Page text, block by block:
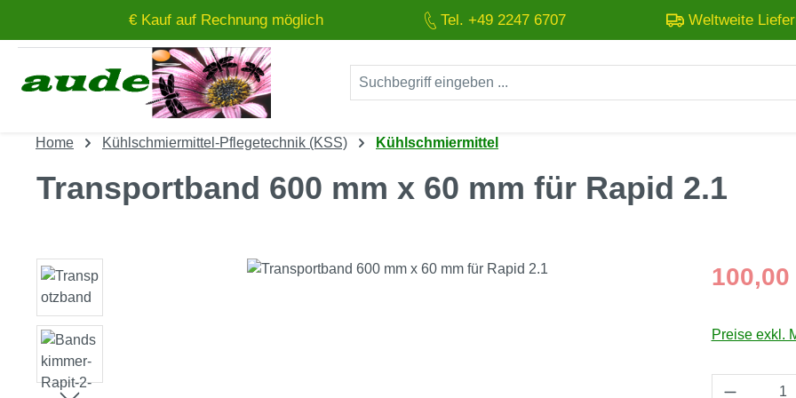
Hauptinhalt springen
Zur Suche springen€ Kauf auf Rechnung möglich Tel. +49 2247 6707 Weltweite
Home Kühlschmiermittel-Pflegetechnik (KSS) Kühlschmiermittel
Transportband 600 mm x 60 mm für Rapid 2.1
Bildergalerie überspringen Regulärer
100,00
Preise exkl.